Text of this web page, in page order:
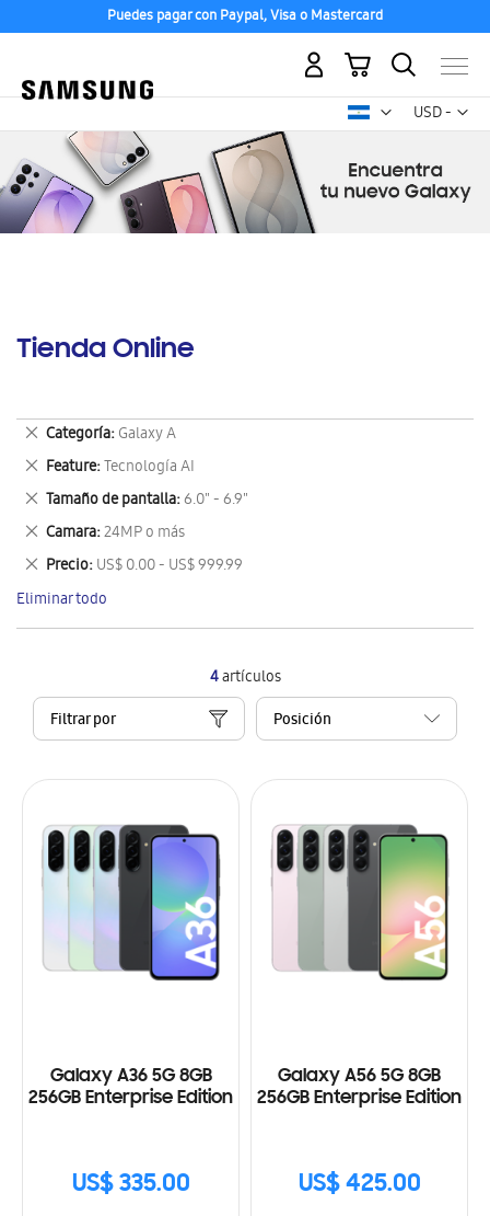
Puedes pagar con Paypal, Visa o Mastercard
USD -
dólar
Mi carrito
Tienda Online
4artículos
Filtrar por
Galaxy A36 5G 8GB
256GB Enterprise Edition
US$ 335.00
Galaxy A56 5G 8GB
256GB Enterprise Edition
US$ 425.00
Categoría Galaxy A
Eliminar
este
artículo
Feature Tecnología AI
Eliminar
este
artículo
Tamaño de pantalla 6.0" - 6.9"
Eliminar
este
artículo
Camara 24MP o más
Eliminar
este
artículo
Precio US$ 0.00 - US$ 999.99
Eliminar
este
artículo
Eliminar todo